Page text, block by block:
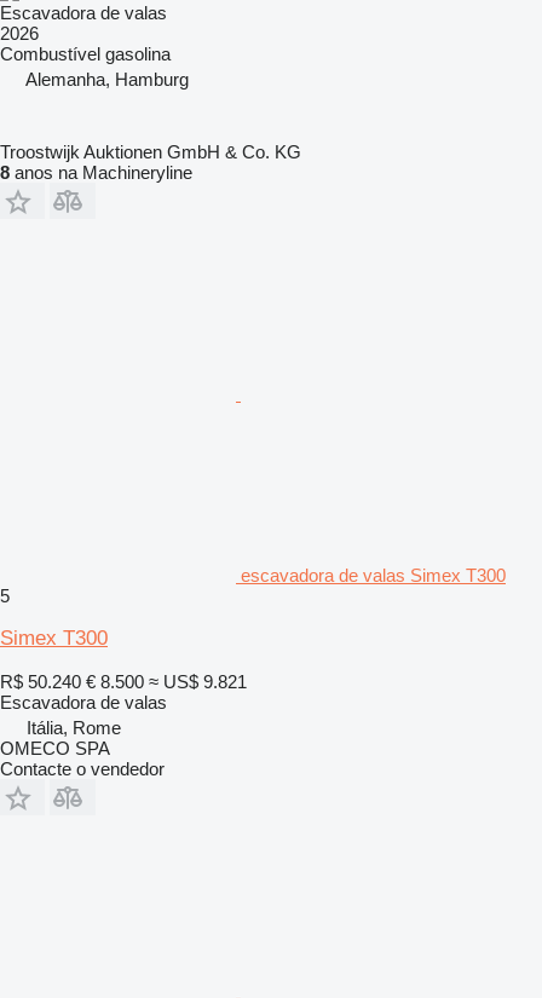
Escavadora de valas
2026
Combustível gasolina
Alemanha, Hamburg
Troostwijk Auktionen GmbH & Co. KG
8 anos na Machineryline
escavadora de valas Simex T300
5
Simex T300
R$ 50.240 € 8.500 ≈ US$ 9.821
Escavadora de valas
Itália, Rome
OMECO SPA
Contacte o vendedor